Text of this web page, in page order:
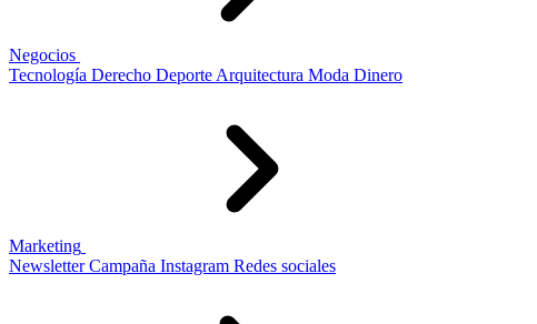
Negocios
Tecnología Derecho Deporte Arquitectura Moda Dinero
Marketing
Newsletter Campaña Instagram Redes sociales